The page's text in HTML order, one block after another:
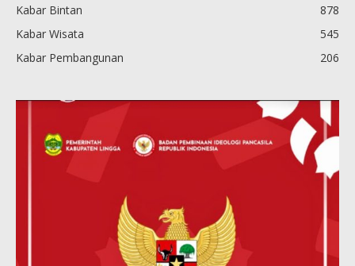
Kabar Bintan
878
Kabar Wisata
545
Kabar Pembangunan
206